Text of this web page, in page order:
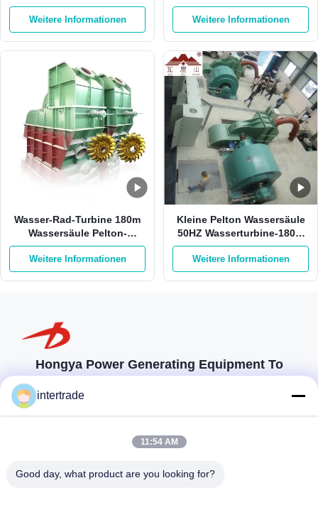
Rad-der Turbine von der
Sticheleien-500RPM Pelton
Weitere Informationen
HPP Pelton mit 1 Düse
Weitere Informationen
Wasser-Rad-Turbine 180m
Wassersäule Pelton-
Wasserturbine-550Kw
750kw Pelton
Weitere Informationen
Kleine Pelton Wassersäule
50HZ Wasserturbine-180m
auf Sticheleien-Edelstahl
Weitere Informationen
Hongya Power Generating Equipment To
Maßgeschneiderte Lösungen zur Erfüllung der Kundenanforderungen
86-28-37561966-8:00
intertrade
11:54 AM
Good day, what product are you looking for?